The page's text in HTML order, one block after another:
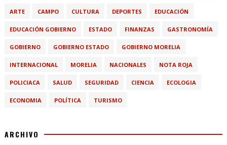
ARTE CAMPO CULTURA DEPORTES EDUCACIÓN
EDUCACIÓN GOBIERNO ESTADO FINANZAS GASTRONOMÍA
GOBIERNO GOBIERNO ESTADO GOBIERNO MORELIA
INTERNACIONAL MORELIA NACIONALES NOTA ROJA
POLICIACA SALUD SEGURIDAD CIENCIA ECOLOGIA
ECONOMIA POLÍTICA TURISMO
ARCHIVO